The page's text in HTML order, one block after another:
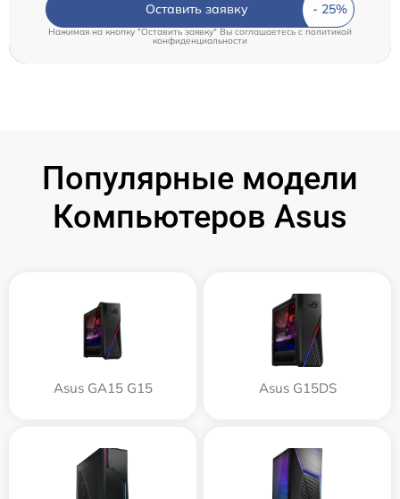
Оставить заявку
Нажимая на кнопку "Оставить заявку" Вы соглашаетесь c политикой
конфиденциальности
Популярные модели
Компьютеров Asus
Asus GA15 G15 Asus G15DS